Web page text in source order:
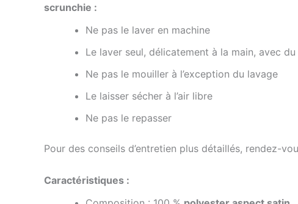
scrunchie :
Ne pas le laver en machine
Le laver seul, délicatement à la main, avec
Ne pas le mouiller à l’exception du lavage
Le laisser sécher à l’air libre
Ne pas le repasser
Pour des conseils d’entretien plus détaillés, rendez-
Caractéristiques :